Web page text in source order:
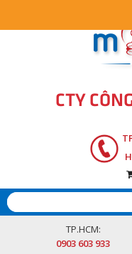
CTY
TP.HCM:
0903 603 933